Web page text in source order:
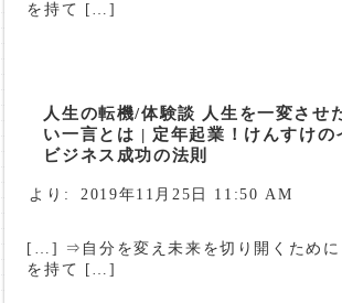
を持て […]
人生の転機/体験談 人生を一変させ
い一言とは | 定年起業！けんすけの
ビジネス成功の法則
より: 2019年11月25日 11:50 AM
[…] ⇒自分を変え未来を切り開くために
を持て […]